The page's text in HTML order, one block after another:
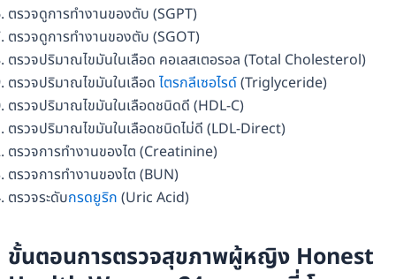
ตรวจดูการทำงานของตับ (SGPT)
ตรวจดูการทำงานของตับ (SGOT)
ตรวจปริมาณไขมันในเลือด คอเลสเตอรอล (Total Cholesterol)
ตรวจปริมาณไขมันในเลือด ไตรกลีเซอไรด์(Triglyceride)
ตรวจปริมาณไขมันในเลือดชนิดดี (HDL-C)
ตรวจปริมาณไขมันในเลือดชนิดไม่ดี (LDL-Direct)
ตรวจการทำงานของไต (Creatinine)
ตรวจการทำงานของไต (BUN)
ตรวจระดับกรดยูริก (Uric Acid)
ขั้นตอนการตรวจสุขภาพผู้หญิง Honest